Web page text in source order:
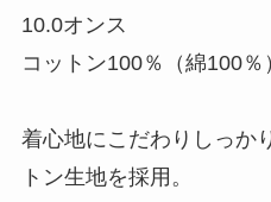
10.0オンス
コットン100％（綿100％
着心地にこだわりしっか
トン生地を採用。